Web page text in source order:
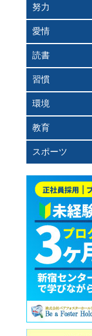
努力
愛情
読書
習慣
環境
教育
スポーツ